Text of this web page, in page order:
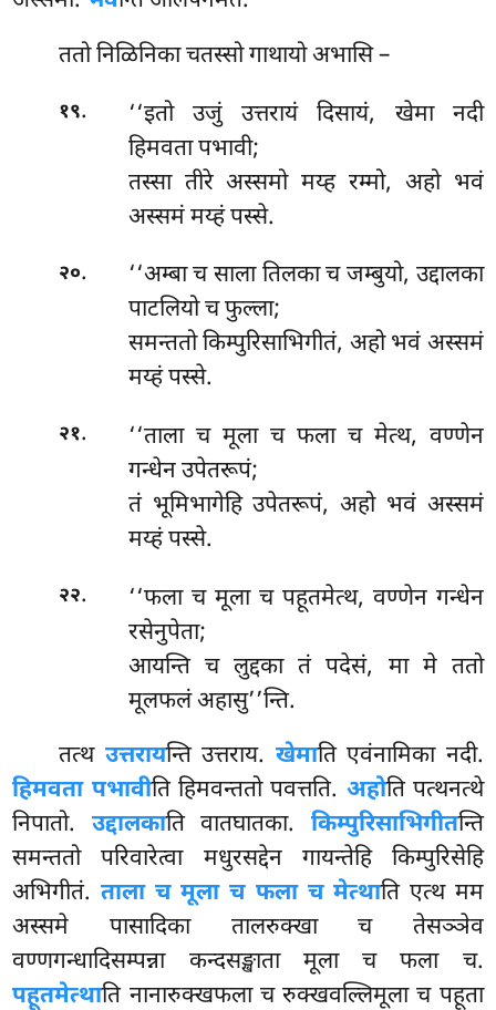
ततो निळिनिका चतस्सो गाथायो अभासि –
१९.
‘‘इतो उजुं उत्तरायं दिसायं, खेमा नदी
हिमवता पभावी;
तस्सा तीरे अस्समो मय्ह रम्मो, अहो भवं
अस्समं मय्हं पस्से.
२०.
‘‘अम्बा च साला तिलका च जम्बुयो, उद्दालका
पाटलियो च फुल्ला;
समन्ततो किम्पुरिसाभिगीतं, अहो भवं अस्समं
मय्हं पस्से.
२१. ‘‘ताला च मूला च फला च मेत्थ, वण्णेन
गन्धेन उपेतरूपं;
तं भूमिभागेहि उपेतरूपं, अहो भवं अस्समं
मय्हं पस्से.
२२.
‘‘फला च मूला च पहूतमेत्थ, वण्णेन गन्धेन
रसेनुपेता;
आयन्ति च लुद्दका तं पदेसं, मा मे ततो
मूलफलं अहासु’’न्ति.
तत्थ उत्तरायन्ति उत्तराय. खेमाति एवंनामिका नदी.
हिमवता पभावीति हिमवन्ततो पवत्तति. अहोति पत्थनत्थे
निपातो. उद्दालकाति वातघातका. किम्पुरिसाभिगीतन्ति
समन्ततो परिवारेत्वा मधुरसद्देन गायन्तेहि किम्पुरिसेहि
अभिगीतं.ताला च मूला च फला च मेत्थाति एत्थ मम
अस्समे पासादिका तालरुक्खा च तेसञ्ञेव
वण्णगन्धादिसम्पन्ना कन्दसङ्खाता मूला च फला च.
पहूतमेत्थाति नानारुक्खफला च रुक्खवल्लिमूला च पहूता